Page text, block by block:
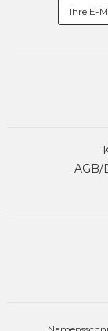
AGB/